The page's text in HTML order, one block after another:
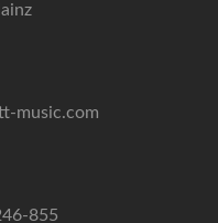
music.com
855